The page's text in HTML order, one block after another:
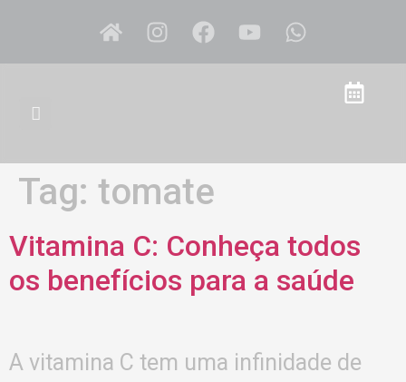
Tag: tomate
Vitamina C: Conheça todos
os benefícios para a saúde
A vitamina C tem uma infinidade de